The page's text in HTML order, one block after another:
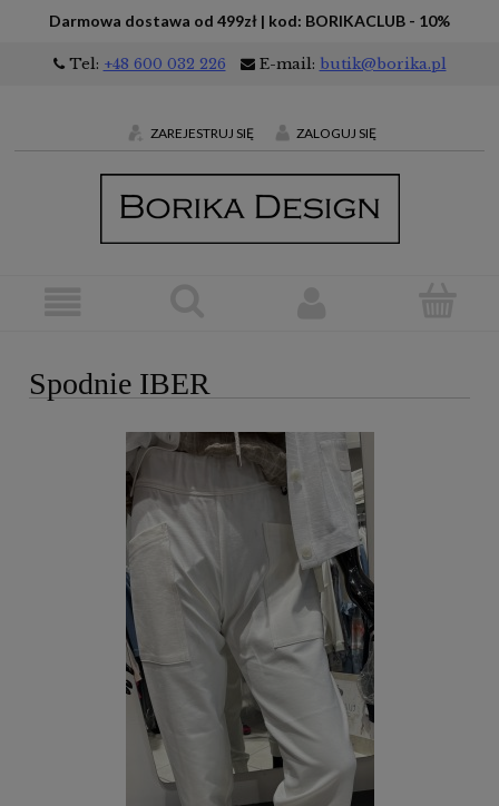
Darmowa dostawa od 499zł | kod: BORIKACLUB - 10%
Tel: +48 600 032 226 E-mail: butik@borika.pl
ZAREJESTRUJ SIĘ ZALOGUJ SIĘ
Spodnie IBER